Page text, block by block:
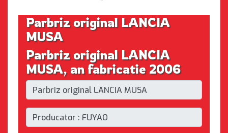
Parbriz original LANCIA
MUSA
Parbriz original LANCIA
MUSA, an fabricatie 2006